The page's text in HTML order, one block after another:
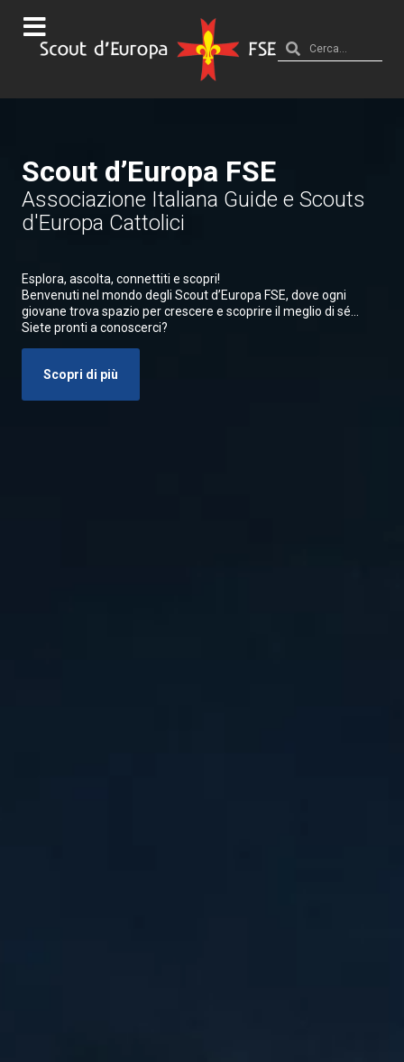
Scout d’Europa FSE
Associazione Italiana Guide e Scouts
d'Europa Cattolici
Esplora, ascolta, connettiti e scopri!
Benvenuti nel mondo degli Scout d’Europa FSE, dove ogni
giovane trova spazio per crescere e scoprire il meglio di sé…
Siete pronti a conoscerci?
Scopri di più